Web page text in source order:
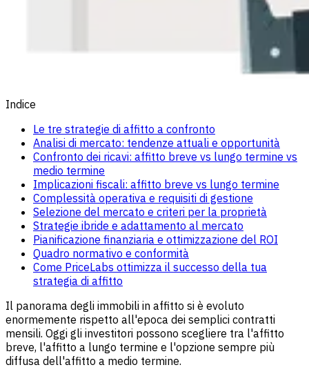
Indice
Le tre strategie di affitto a confronto
Analisi di mercato: tendenze attuali e opportunità
Confronto dei ricavi: affitto breve vs lungo termine vs
medio termine
Implicazioni fiscali: affitto breve vs lungo termine
Complessità operativa e requisiti di gestione
Selezione del mercato e criteri per la proprietà
Strategie ibride e adattamento al mercato
Pianificazione finanziaria e ottimizzazione del ROI
Quadro normativo e conformità
Come PriceLabs ottimizza il successo della tua
strategia di affitto
Il panorama degli immobili in affitto si è evoluto
enormemente rispetto all'epoca dei semplici contratti
mensili. Oggi gli investitori possono scegliere tra l'affitto
breve, l'affitto a lungo termine e l'opzione sempre più
diffusa dell'affitto a medio termine.